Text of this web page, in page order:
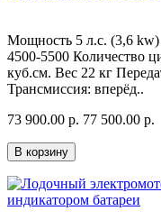
Мощность 5 л.с. (3,6
4500-5500 Количество
куб.см. Вес 22 кг
Трансмиссия: вперёд..
73 900.00 р. 77 500.00 р.
В корзину